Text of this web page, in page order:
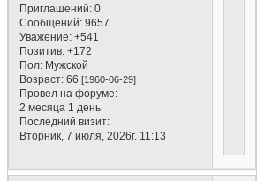
Приглашений: 0
Сообщений: 9657
Уважение: +541
Позитив: +172
Пол: Мужской
Возраст: 66[1960-06-29]
Провел на форуме:
2 месяца 1 день
Последний визит:
Вторник, 7 июля, 2026г. 11:13